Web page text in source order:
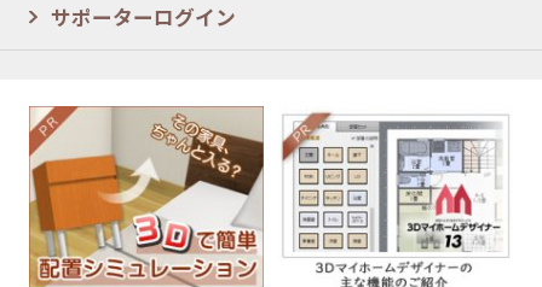
サポーターログイン